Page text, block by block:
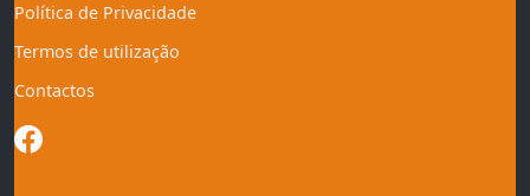
Política de Privacidade
Termos de utilização
Contactos